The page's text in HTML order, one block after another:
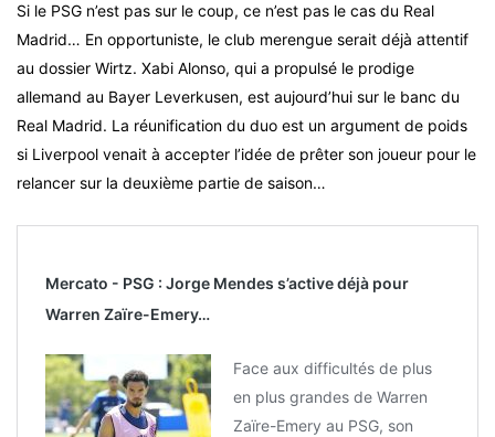
Si le PSG n’est pas sur le coup, ce n’est pas le cas du Real
Madrid… En opportuniste, le club merengue serait déjà attentif
au dossier Wirtz. Xabi Alonso, qui a propulsé le prodige
allemand au Bayer Leverkusen, est aujourd’hui sur le banc du
Real Madrid. La réunification du duo est un argument de poids
si Liverpool venait à accepter l’idée de prêter son joueur pour le
relancer sur la deuxième partie de saison…
Mercato - PSG : Jorge Mendes s’active déjà pour
Warren Zaïre-Emery…
Face aux difficultés de plus
en plus grandes de Warren
Zaïre-Emery au PSG, son